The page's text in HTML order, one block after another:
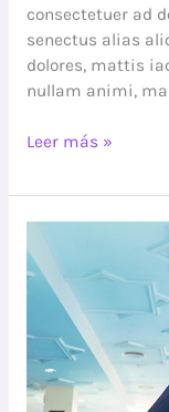
consectetuer ad
senectus alias
dolores, mattis
nullam animi,
Leer más »
nutrient
therapy
boost
your
energy?